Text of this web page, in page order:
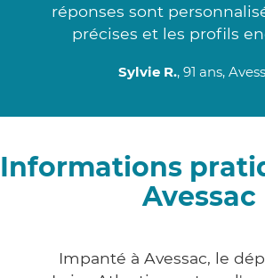
réponses sont
précises et les profils
Sylvie R., 91 ans,
Informations
Avessac
Impanté à Avessac, le